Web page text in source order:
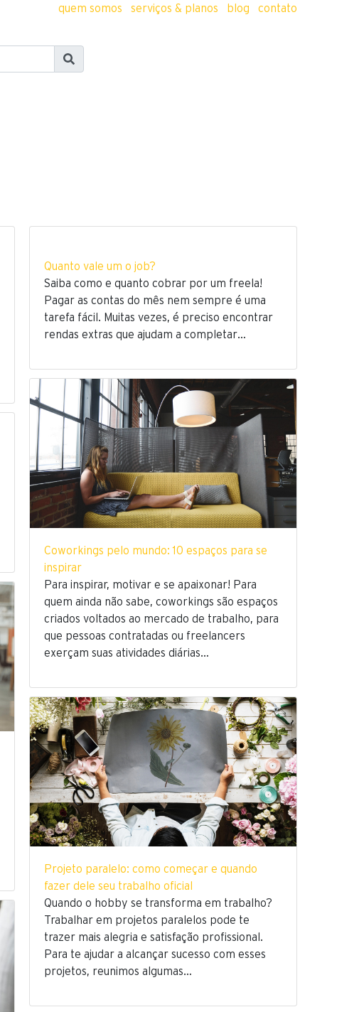
quem somos serviços & planos blog contato
Quanto vale um o job?
Saiba como e quanto cobrar por um freela!
Pagar as contas do mês nem sempre é uma
tarefa fácil. Muitas vezes, é preciso encontrar
rendas extras que ajudam a completar…
Coworkings pelo mundo: 10 espaços para se
inspirar
Para inspirar, motivar e se apaixonar! Para
quem ainda não sabe, coworkings são espaços
criados voltados ao mercado de trabalho, para
que pessoas contratadas ou freelancers
exerçam suas atividades diárias…
Projeto paralelo: como começar e quando
fazer dele seu trabalho oficial
Quando o hobby se transforma em trabalho?
Trabalhar em projetos paralelos pode te
trazer mais alegria e satisfação profissional.
Para te ajudar a alcançar sucesso com esses
projetos, reunimos algumas…